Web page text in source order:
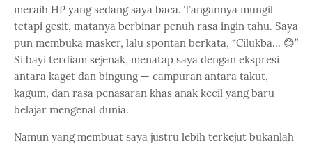
meraih HP yang sedang saya baca. Tangannya mungil
tetapi gesit, matanya berbinar penuh rasa ingin tahu. Saya
pun membuka masker, lalu spontan berkata, “Cilukba... 😊”
Si bayi terdiam sejenak, menatap saya dengan ekspresi
antara kaget dan bingung — campuran antara takut,
kagum, dan rasa penasaran khas anak kecil yang baru
belajar mengenal dunia.
Namun yang membuat saya justru lebih terkejut bukanlah